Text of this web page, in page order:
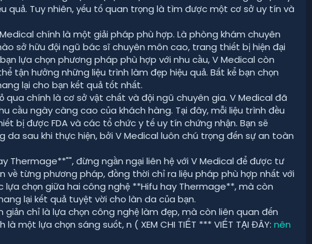
Tuy nhiên, yếu tố quan trọng là tìm được một cơ sở uy tín và
chính là một giải pháp phù hợp. Là phòng khám chuyên
sở hữu đội ngũ bác sĩ chuyên môn cao, trang thiết bị hiện đại
lựa chọn phương pháp phù hợp với nhu cầu, V Medical còn
hưởng những liệu trình làm đẹp hiệu quả. Bất kể bạn chọn
lại cho bạn kết quả tốt nhất.
chính là cơ sở vật chất và đội ngũ chuyên gia. V Medical đã
cầu ngày càng cao của khách hàng. Tại đây, mỗi liệu trình đều
bị được FDA và các tổ chức y tế uy tín chứng nhận. Bạn sẽ
sau khi thực hiện, bởi V Medical luôn chú trọng đến sự an toàn
Thermage**"", đừng ngần ngại liên hệ với V Medical để được tư
về từng phương pháp, đồng thời chỉ ra liệu pháp phù hợp nhất với
chọn giữa hai công nghệ **Hifu hay Thermage**, mà còn
lại kết quả tuyệt vời cho làn da của bạn.
chỉ là lựa chọn công nghệ làm đẹp, mà còn liên quan đến
một lựa chọn sáng suốt, n ( XEM CHI TIẾT *** VIẾT TẠI ĐÂY: nên